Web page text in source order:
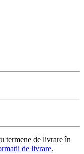
termene de livrare în
de livrare.